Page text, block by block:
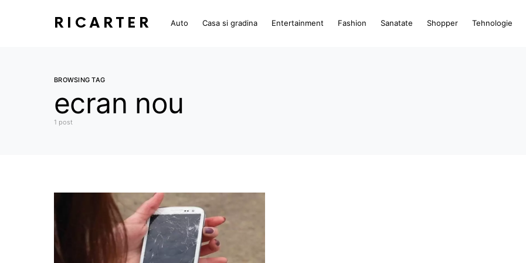
RICARTER Auto Casa si gradina Entertainment Fashion Sanatate Shopper Tehnologie
BROWSING TAG
ecran nou
1 post